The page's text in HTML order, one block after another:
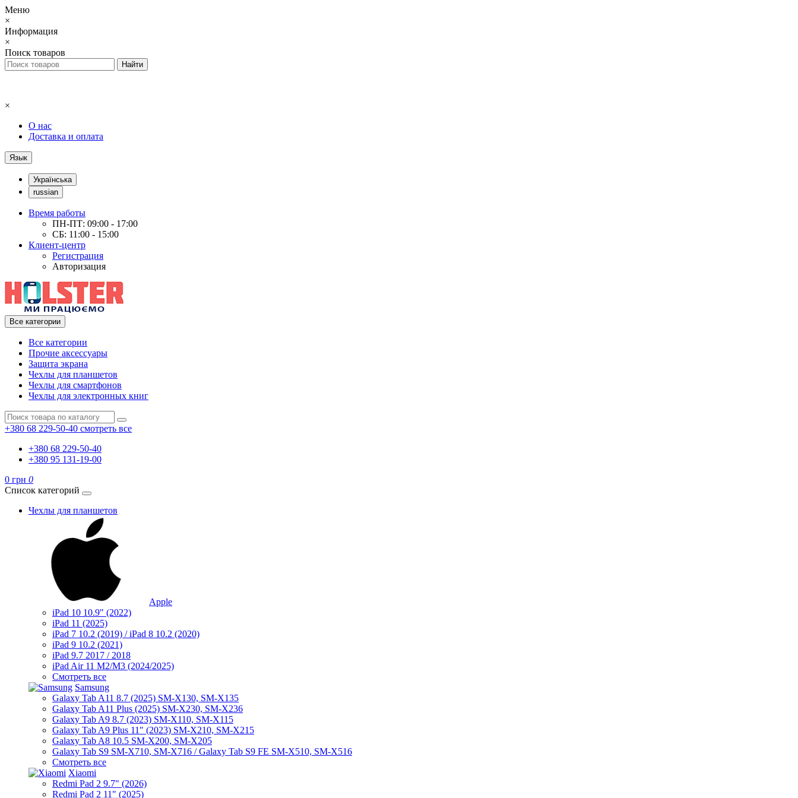
Меню
×
Информация
×
Поиск товаров
×
О нас
Доставка и оплата
Язык
Українська
russian
Время работы
ПН-ПТ: 09:00 - 17:00
СБ: 11:00 - 15:00
Клиент-центр
Регистрация
Авторизация
Все категории
Все категории
Прочие аксессуары
Защита экрана
Чехлы для планшетов
Чехлы для смартфонов
Чехлы для электронных книг
+380 68 229-50-40 смотреть все
+380 68 229-50-40
+380 95 131-19-00
0 грн 0
Список категорий
Чехлы для планшетов
Apple
iPad 10 10.9" (2022)
iPad 11 (2025)
iPad 7 10.2 (2019) / iPad 8 10.2 (2020)
iPad 9 10.2 (2021)
iPad 9.7 2017 / 2018
iPad Air 11 M2/M3 (2024/2025)
Смотреть все
Samsung
Galaxy Tab A11 8.7 (2025) SM-X130, SM-X135
Galaxy Tab A11 Plus (2025) SM-X230, SM-X236
Galaxy Tab A9 8.7 (2023) SM-X110, SM-X115
Galaxy Tab A9 Plus 11" (2023) SM-X210, SM-X215
Galaxy Tab A8 10.5 SM-X200, SM-X205
Galaxy Tab S9 SM-X710, SM-X716 / Galaxy Tab S9 FE SM-X510, SM-X516
Смотреть все
Xiaomi
Redmi Pad 2 9.7" (2026)
Redmi Pad 2 11" (2025)